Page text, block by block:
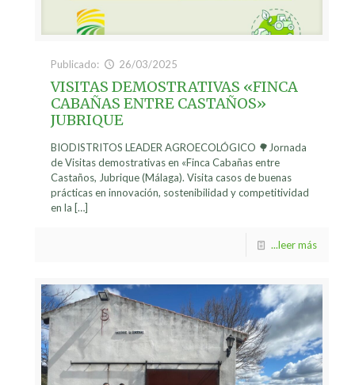
Publicado: 26/03/2025
VISITAS DEMOSTRATIVAS «FINCA
CABAÑAS ENTRE CASTAÑOS»
JUBRIQUE
BIODISTRITOS LEADER AGROECOLÓGICO 🌳Jornada
de Visitas demostrativas en «Finca Cabañas entre
Castaños, Jubrique (Málaga). Visita casos de buenas
prácticas en innovación, sostenibilidad y competitividad
en la […]
...leer más